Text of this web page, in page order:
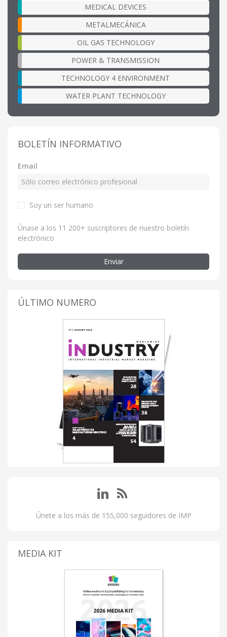
MEDICAL DEVICES
METALMECÁNICA
OIL GAS TECHNOLOGY
POWER & TRANSMISSION
TECHNOLOGY 4 ENVIRONMENT
WATER PLANT TECHNOLOGY
BOLETÍN INFORMATIVO
Email
Soy un ser humano
Únase a los 11 200+ suscriptores de nuestro boletín
electrónico
Enviar
ÚLTIMO NUMERO
Únete a los más de 155,000 seguidores de IMP
MEDIA KIT